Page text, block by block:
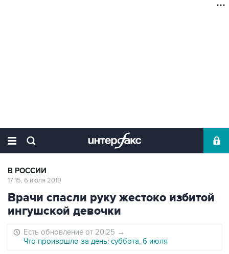
В РОССИИ
17:15, 6 июля 2019
Врачи спасли руку жестоко избитой
ингушской девочки
Есть обновление от 20:25 →
Что произошло за день: суббота, 6 июля